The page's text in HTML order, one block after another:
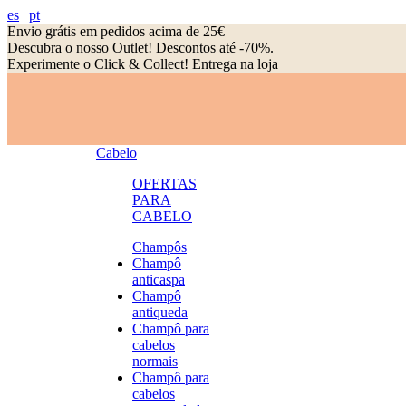
es | pt
Envio grátis em pedidos acima de 25€
Descubra o nosso Outlet! Descontos até -70%.
Experimente o Click & Collect! Entrega na loja
Cabelo
OFERTAS
PARA
CABELO
Champôs
Champô
anticaspa
Champô
antiqueda
Champô para
cabelos
normais
Champô para
cabelos